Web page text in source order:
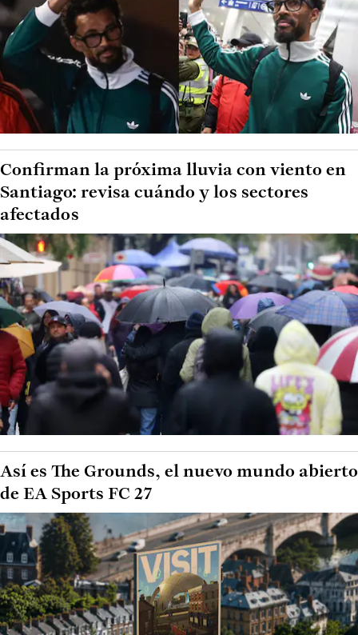
Confirman la próxima lluvia con viento en
Santiago: revisa cuándo y los sectores
afectados
Así es The Grounds, el nuevo mundo abierto
de EA Sports FC 27